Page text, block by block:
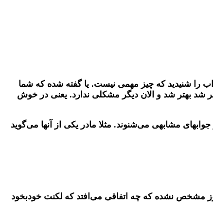
را شنیدید که چیز مهمی نیست. یا گفته شده که شما
شد بهتر شد و الان دیگر مشکلی ندارد. یعنی در خوش
مشابهی می‌شنوند. مثلا مادر یکی از آنها می‌گوید
مشخص نشده که چه اتفاقی می‌افتد که لکنت خودبخود